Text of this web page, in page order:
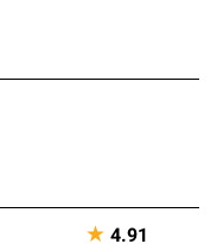
★ 4.91